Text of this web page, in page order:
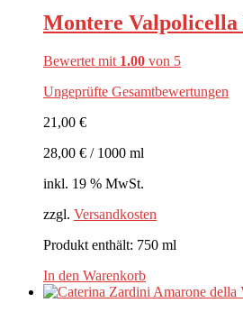
Montere Valpolicella
Bewertet mit 1.00 von 5
Ungeprüfte Gesamtbewertungen
21,00 €
28,00 € / 1000 ml
inkl. 19 % MwSt.
zzgl. Versandkosten
Produkt enthält: 750 ml
In den Warenkorb